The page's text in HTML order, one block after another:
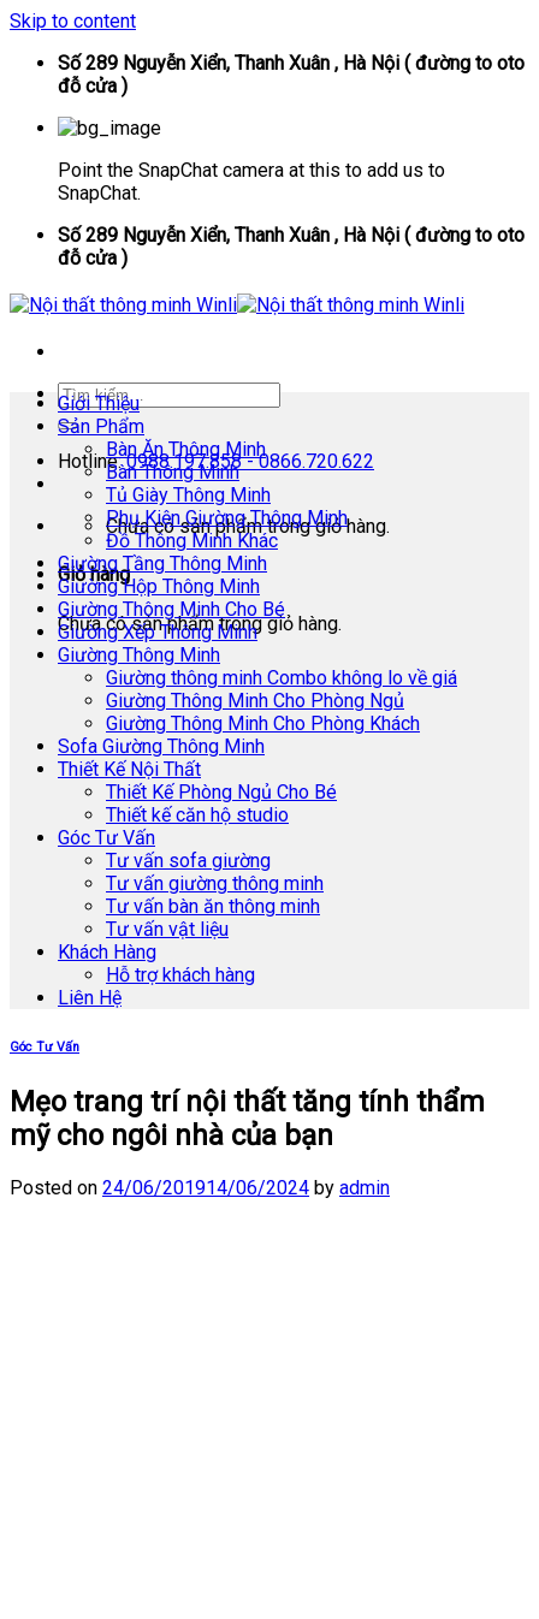
Skip to content
Số 289 Nguyễn Xiển, Thanh Xuân , Hà Nội ( đường to oto
đỗ cửa )
Point the SnapChat camera at this to add us to
SnapChat.
Số 289 Nguyễn Xiển, Thanh Xuân , Hà Nội ( đường to oto
đỗ cửa )
Hotline:0988.197.858 - 0866.720.622
Chưa có sản phẩm trong giỏ hàng.
Giỏ hàng
Chưa có sản phẩm trong giỏ hàng.
Giới Thiệu
Sản Phẩm
Bàn Ăn Thông Minh
Bàn Thông Minh
Tủ Giày Thông Minh
Phụ Kiện Giường Thông Minh
Đồ Thông Minh Khác
Giường Tầng Thông Minh
Giường Hộp Thông Minh
Giường Thông Minh Cho Bé
Giường Xếp Thông Minh
Giường Thông Minh
Giường thông minh Combo không lo về giá
Giường Thông Minh Cho Phòng Ngủ
Giường Thông Minh Cho Phòng Khách
Sofa Giường Thông Minh
Thiết Kế Nội Thất
Thiết Kế Phòng Ngủ Cho Bé
Thiết kế căn hộ studio
Góc Tư Vấn
Tư vấn sofa giường
Tư vấn giường thông minh
Tư vấn bàn ăn thông minh
Tư vấn vật liệu
Khách Hàng
Hỗ trợ khách hàng
Liên Hệ
Góc Tư Vấn
Mẹo trang trí nội thất tăng tính thẩm
mỹ cho ngôi nhà của bạn
Posted on 24/06/201914/06/2024 by admin